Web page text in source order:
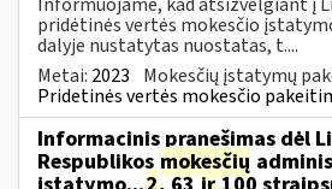
pridėtinės vertės mokesčio
dalyje nustatytas nuostatas, t....
Metai: 2023 Mokesčių įstatymų
Pridetinės vertės mokesčio
Informacinis pranešimas dėl
Respublikos mokesčių